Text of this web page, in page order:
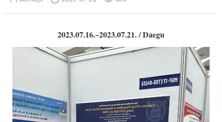
2023.07.16.~2023.07.21. / Daegu